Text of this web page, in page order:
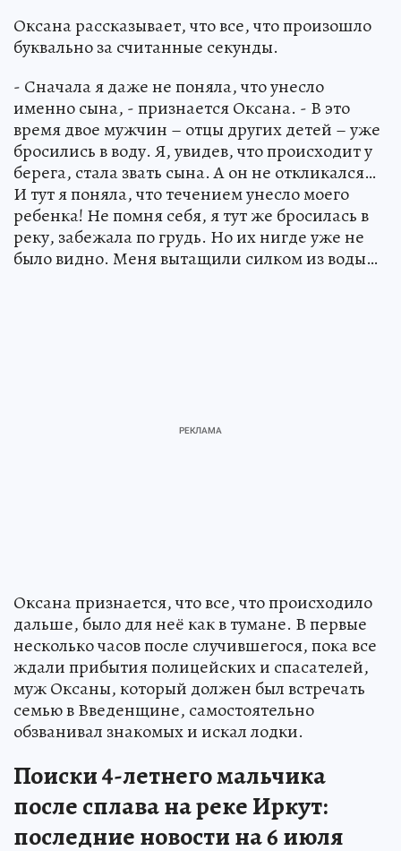
Оксана рассказывает, что все, что произошло
буквально за считанные секунды.
- Сначала я даже не поняла, что унесло
именно сына, - признается Оксана. - В это
время двое мужчин – отцы других детей – уже
бросились в воду. Я, увидев, что происходит у
берега, стала звать сына. А он не откликался…
И тут я поняла, что течением унесло моего
ребенка! Не помня себя, я тут же бросилась в
реку, забежала по грудь. Но их нигде уже не
было видно. Меня вытащили силком из воды…
Оксана признается, что все, что происходило
дальше, было для неё как в тумане. В первые
несколько часов после случившегося, пока все
ждали прибытия полицейских и спасателей,
муж Оксаны, который должен был встречать
семью в Введенщине, самостоятельно
обзванивал знакомых и искал лодки.
Поиски 4-летнего мальчика
после сплава на реке Иркут:
последние новости на 6 июля